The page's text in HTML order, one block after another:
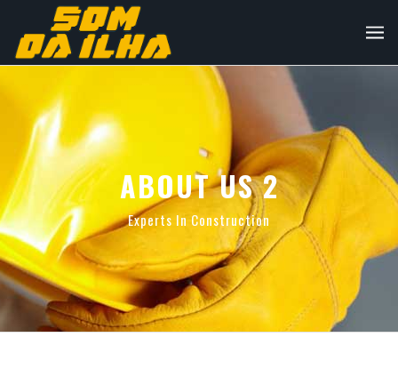
ABOUT US 2
Experts In Construction